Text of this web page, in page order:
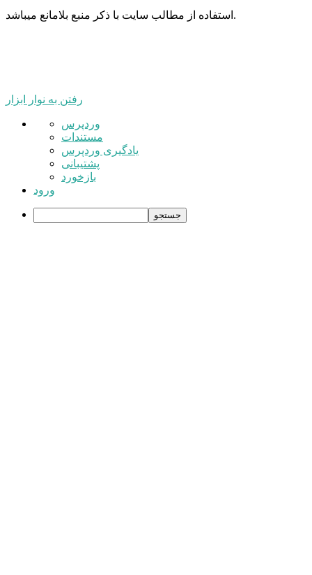
استفاده از مطالب سایت با ذکر منبع بلامانع میباشد.
رفتن به نوار ابزار
درباره
وردپرس
وردپرس
مستندات
یادگیری وردپرس
پشتیبانی
بازخورد
ورود
جستجو